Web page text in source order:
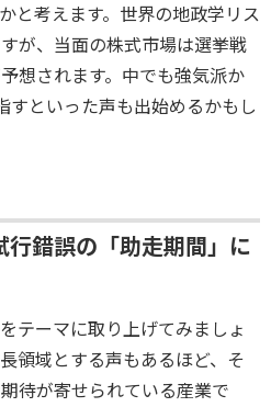
と考えます。世界の地政学リス
が、当面の株式市場は選挙戦
想されます。中でも強気派か
すといった声も出始めるかもし
錯誤の「助走期間」に
テーマに取り上げてみましょ
領域とする声もあるほど、そ
待が寄せられている産業で